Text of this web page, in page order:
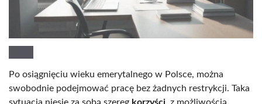
Po osiągnięciu wieku emerytalnego w Polsce, można
swobodnie podejmować pracę bez żadnych restrykcji. Taka